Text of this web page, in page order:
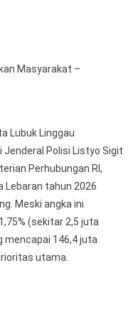
Masyarakat –
Lubuk Linggau
Polisi Listyo Sigit
Perhubungan RI,
Lebaran tahun 2026
Meski angka ini
(sekitar 2,5 juta
mencapai 146,4 juta
utama.